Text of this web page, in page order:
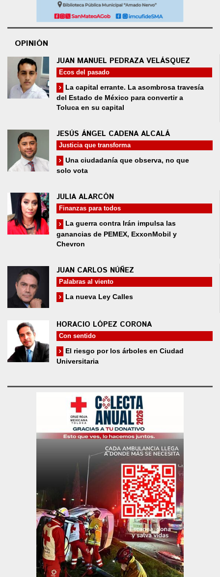
OPINIÓN
JUAN MANUEL PEDRAZA VELÁSQUEZ
Ecos del pasado
La capital errante. La asombrosa travesía
del Estado de México para convertir a
Toluca en su capital
JESÚS ÁNGEL CADENA ALCALÁ
Justicia que transforma
Una ciudadanía que observa, no que
solo vota
JULIA ALARCÓN
Finanzas para todos
La guerra contra Irán impulsa las
ganancias de PEMEX, ExxonMobil y
Chevron
JUAN CARLOS NÚÑEZ
Palabras al viento
La nueva Ley Calles
HORACIO LÓPEZ CORONA
Con sentido
El riesgo por los árboles en Ciudad
Universitaria